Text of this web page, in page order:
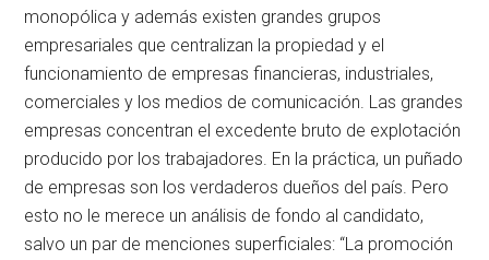
monopólica y además existen grandes grupos
empresariales que centralizan la propiedad y el
funcionamiento de empresas financieras, industriales,
comerciales y los medios de comunicación. Las grandes
empresas concentran el excedente bruto de explotación
producido por los trabajadores. En la práctica, un puñado
de empresas son los verdaderos dueños del país. Pero
esto no le merece un análisis de fondo al candidato,
salvo un par de menciones superficiales: “La promoción